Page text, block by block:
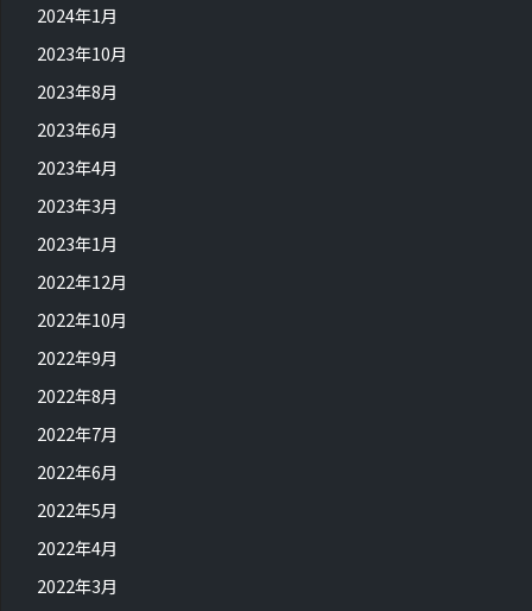
2024年1月
2023年10月
2023年8月
2023年6月
2023年4月
2023年3月
2023年1月
2022年12月
2022年10月
2022年9月
2022年8月
2022年7月
2022年6月
2022年5月
2022年4月
2022年3月